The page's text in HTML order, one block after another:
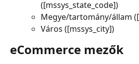
([mssys_state_code])
Megye/tartomány/állam
Város ([mssys_city])
eCommerce mezők